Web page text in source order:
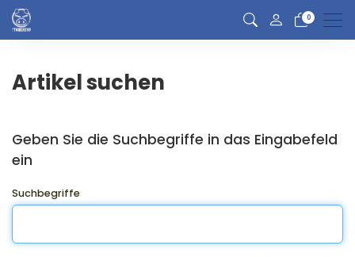
0
Artikel suchen
Geben Sie die Suchbegriffe in das Eingabefeld
ein
Suchbegriffe